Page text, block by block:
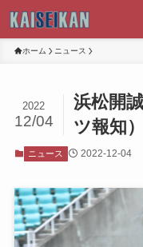
ホーム ニュース
浜松開
ツ報知）
2022
12/04
ニュース 2022-12-04